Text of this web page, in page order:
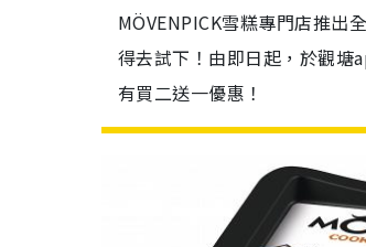
MÖVENPICK雪糕專門店推出
得去試下！由即日起，於觀塘
有買二送一優惠！